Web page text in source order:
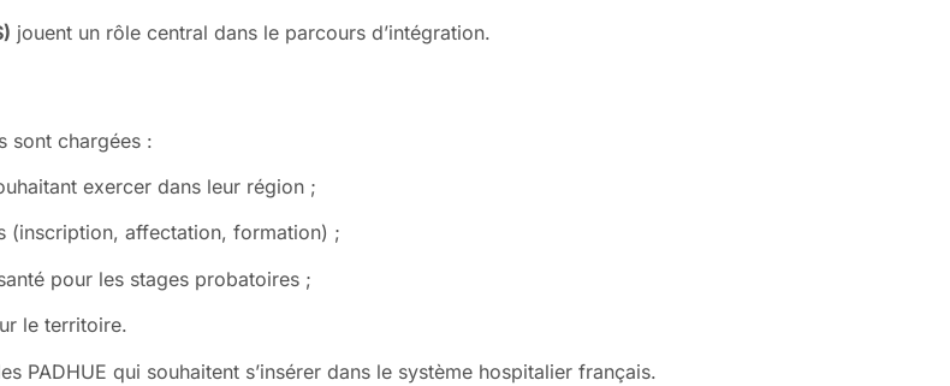
jouent un rôle central dans le parcours d’intégration.
sont chargées :
exercer dans leur région ;
(inscription, affectation, formation) ;
pour les stages probatoires ;
le territoire.
PADHUE qui souhaitent s’insérer dans le système hospitalier français.